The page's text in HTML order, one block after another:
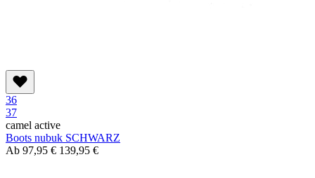
36
37
camel active
Boots nubuk SCHWARZ
Ab 97,95 € 139,95 €